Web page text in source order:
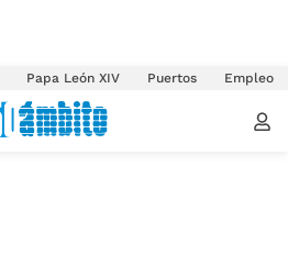
Papa León XIV Puertos Empleo